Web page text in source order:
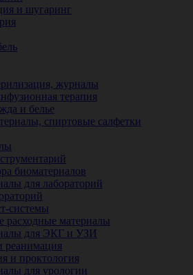
и шугаринг
журналы
терапия
и белье
спиртовые салфетки
биоматериалов
для лабораторий
системы
расходные материалы
для ЭКГ и УЗИ
реанимация
и проктология
для урологии